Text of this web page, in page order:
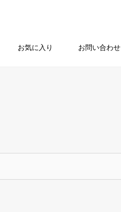
お気に入り お問い合わせ